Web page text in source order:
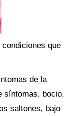
que
de la
síntomas, bocio,
saltones, bajo